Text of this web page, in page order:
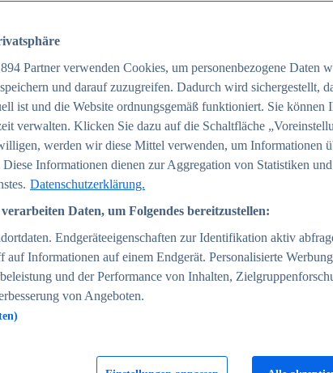
894 Partner verwenden Cookies, um personenbezogene Daten
und darauf zuzugreifen. Dadurch wird sichergestellt,
ist und die Website ordnungsgemäß funktioniert. Sie können
verwalten. Klicken Sie dazu auf die Schaltfläche
werden wir diese Mittel verwenden, um Informationen
Diese Informationen dienen zur Aggregation von Statistiken
Datenschutzerklärung.
Daten, um Folgendes bereitzustellen:
Endgeräteeigenschaften zur Identifikation aktiv
auf Informationen auf einem Endgerät. Personalisierte
und der Performance von Inhalten,
von Angeboten.